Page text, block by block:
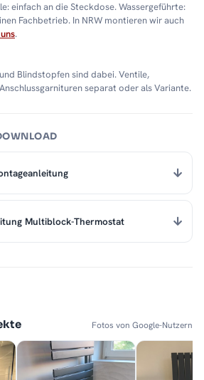
einfach an die Steckdose. Wassergeführte:
Fachbetrieb. In NRW montieren wir auch
.
Blindstopfen sind dabei. Ventile,
separat oder als Variante.
Multiblock-Thermostat
Fotos von Google-Nutzern